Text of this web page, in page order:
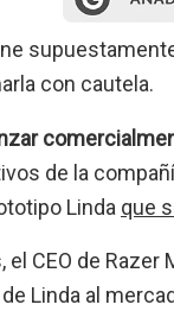
con cautela.
de la
Linda que
CEO de Razer
Linda al